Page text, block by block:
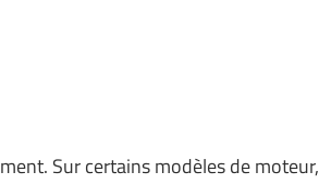
Sur certains modèles de moteur,